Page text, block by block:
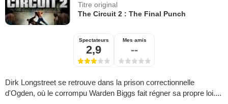
Titre original
The Circuit 2 : The Final Punch
Spectateurs
2,9
Mes amis
--
Dirk Longstreet se retrouve dans la prison correctionnelle
d'Ogden, où le corrompu Warden Biggs fait régner sa propre loi....